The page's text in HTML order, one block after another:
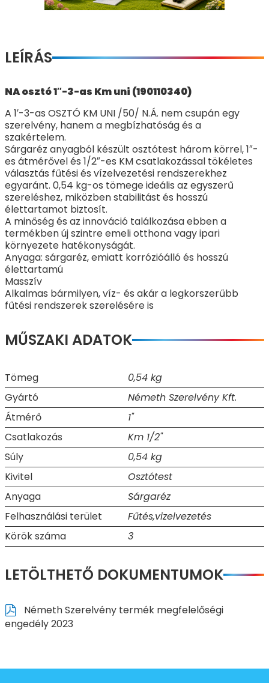
LEÍRÁS
NA osztó 1″-3-as Km uni (190110340)
A 1′-3-as OSZTÓ KM UNI /50/ N.Á. nem csupán egy
szerelvény, hanem a megbízhatóság és a
szakértelem.
Sárgaréz anyagból készült osztótest három körrel, 1″-
es átmérővel és 1/2″-es KM csatlakozással tökéletes
választás fűtési és vízelvezetési rendszerekhez
egyaránt. 0,54 kg-os tömege ideális az egyszerű
szereléshez, miközben stabilitást és hosszú
élettartamot biztosít.
A minőség és az innováció találkozása ebben a
termékben új szintre emeli otthona vagy ipari
környezete hatékonyságát.
Anyaga: sárgaréz, emiatt korrózióálló és hosszú
élettartamú
Masszív
Alkalmas bármilyen, víz- és akár a legkorszerűbb
fűtési rendszerek szerelésére is
MŰSZAKI ADATOK
Tömeg
0,54 kg
Gyártó
Németh Szerelvény Kft.
Átmérő
1"
Csatlakozás
Km 1/2"
Súly
0,54 kg
Kivitel
Osztótest
Anyaga
Sárgaréz
Felhasználási terület
Fűtés,vizelvezetés
Körök száma
3
LETÖLTHETŐ DOKUMENTUMOK
Németh Szerelvény termék megfelelőségi
engedély 2023